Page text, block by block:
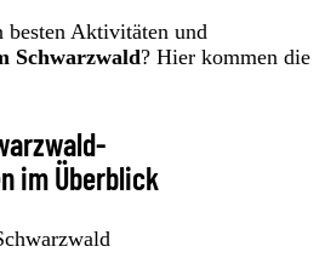
besten Aktivitäten und
Schwarzwald? Hier kommen die
im Überblick